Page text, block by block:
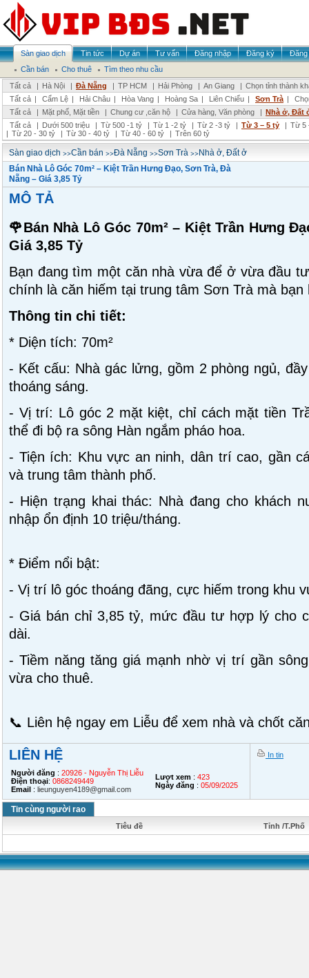
Sàn giao dịch Tin tức Dự án Tư vấn Đăng nhập Đăng ký
Đăng
Cần bán
Cho thuê
Tìm theo nhu cầu
Tất cả
| Hà Nội | Đà Nẵng | TP HCM | Hải Phòng | An Giang | Chọn tỉnh thành
Tất cả | Cẩm Lệ | Hải Châu | Hòa Vang | Hoàng Sa | Liên Chiểu | Sơn Trà |
Tất cả
| Mặt phố, Mặt tiền | Chung cư ,căn hộ | Cửa hàng, Văn phòng | Nhà ở, Đất
Tất cả
| Dưới 500 triệu | Từ 500 -1 tỷ | Từ 1 -2 tỷ | Từ 2 -3 tỷ | Từ 3 – 5 tỷ | Từ 5
| Từ 20 - 30 tỷ | Từ 30 - 40 tỷ | Từ 40 - 60 tỷ | Trên 60 tỷ
Sàn giao dịch >>Cần bán >>Đà Nẵng >>Sơn Trà >>Nhà ở, Đất ở
Bán Nhà Lô Góc 70m² – Kiệt Trần Hưng Đạo, Sơn Trà, Đà
Nẵng – Giá 3,85 Tỷ
MÔ TẢ
🌹Bán Nhà Lô Góc 70m² – Kiệt Trần Hưng
Giá 3,85 Tỷ
Bạn đang tìm một căn nhà vừa để ở vừa đầu
chính là căn hiếm tại trung tâm Sơn Trà mà bạn
Thông tin chi tiết:
* Diện tích: 70m²
- Kết cấu: Nhà gác lửng, gồm 2 phòng ngủ,
thoáng sáng.
- Vị trí: Lô góc 2 mặt kiệt, chỉ cách mặt tiền
thể đi bộ ra sông Hàn ngắm pháo hoa.
- Tiện ích: Khu vực an ninh, dân trí cao, gần
và trung tâm thành phố.
- Hiện trạng khai thác: Nhà đang cho khách
nhập ổn định 10 triệu/tháng.
* Điểm nổi bật:
- Vị trí lô góc thoáng đãng, cực hiếm trong khu
- Giá bán chỉ 3,85 tỷ, mức đầu tư hợp lý cho
dài.
- Tiềm năng tăng giá mạnh nhờ vị trí gần
vừa cho thuê.
📞 Liên hệ ngay em Liễu để xem nhà và chốt
LIÊN HỆ
Người đăng : 20926 - Nguyễn Thị Liễu
Điện thoại: 0868249449
Email : lieunguyen4189@gmail.com
Lượt xem : 423
Ngày đăng : 05/09/2025
In tin
Tin cùng người rao
Tiêu đề Tỉnh /T.Phố